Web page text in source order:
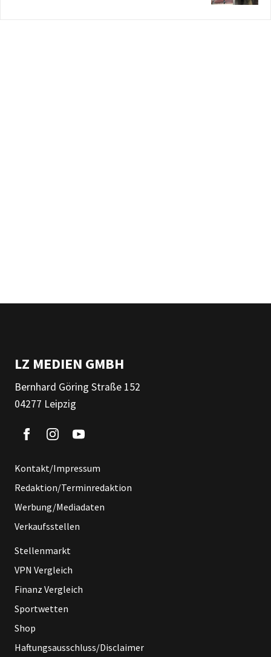
LZ MEDIEN GMBH
Bernhard Göring Straße 152
04277 Leipzig
Kontakt/Impressum
Redaktion/Terminredaktion
Werbung/Mediadaten
Verkaufsstellen
Stellenmarkt
VPN Vergleich
Finanz Vergleich
Sportwetten
Shop
Haftungsausschluss/Disclaimer